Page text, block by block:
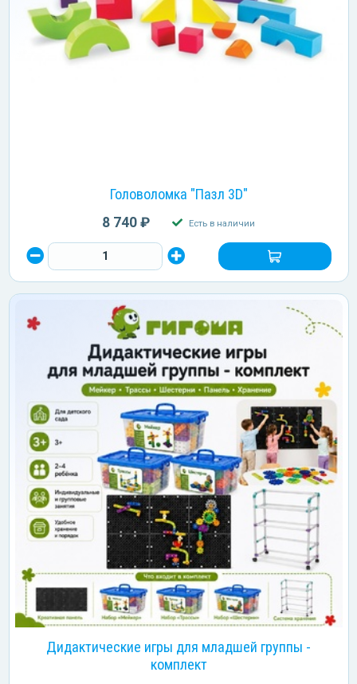
Головоломка "Пазл 3D"
8 740 ₽ Есть в наличии
Дидактические игры для младшей группы -
комплект